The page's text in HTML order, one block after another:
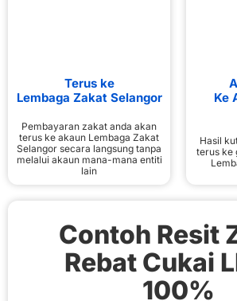
Terus ke
Lembaga Zakat Selangor
Pembayaran zakat anda akan
terus ke akaun Lembaga Zakat
Selangor secara langsung tanpa
melalui akaun mana-mana entiti
lain
Ke
Hasil
terus ke
Contoh Resit
Rebat Cukai
100%